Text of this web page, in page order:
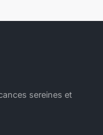
sereines et